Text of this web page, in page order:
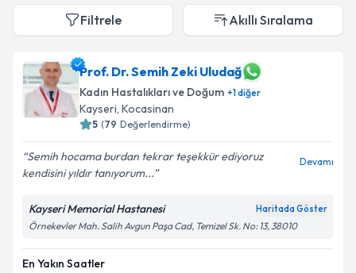
Filtrele Akıllı Sıralama
Prof. Dr. Semih Zeki Uludağ
Kadın Hastalıkları ve Doğum +1diğer
Kayseri, Kocasinan
5 (79 Değerlendirme)
Semih hocama burdan tekrar teşekkür ediyoruz
kendisini yıldır tanıyorum...
Devamı
Kayseri Memorial Hastanesi Haritada Göster
Örnekevler Mah. Salih Avgun Paşa Cad, Temizel Sk. No: 13, 38010
En Yakın Saatler